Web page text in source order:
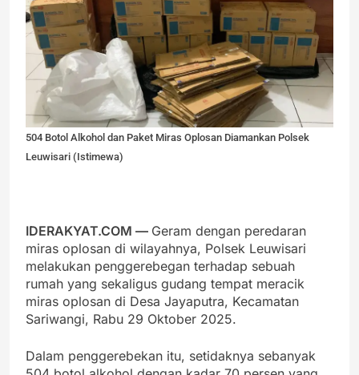
504 Botol Alkohol dan Paket Miras Oplosan Diamankan Polsek
Leuwisari (Istimewa)
IDERAKYAT.COM — Geram dengan peredaran
miras oplosan di wilayahnya, Polsek Leuwisari
melakukan penggerebegan terhadap sebuah
rumah yang sekaligus gudang tempat meracik
miras oplosan di Desa Jayaputra, Kecamatan
Sariwangi, Rabu 29 Oktober 2025.
Dalam penggerebekan itu, setidaknya sebanyak